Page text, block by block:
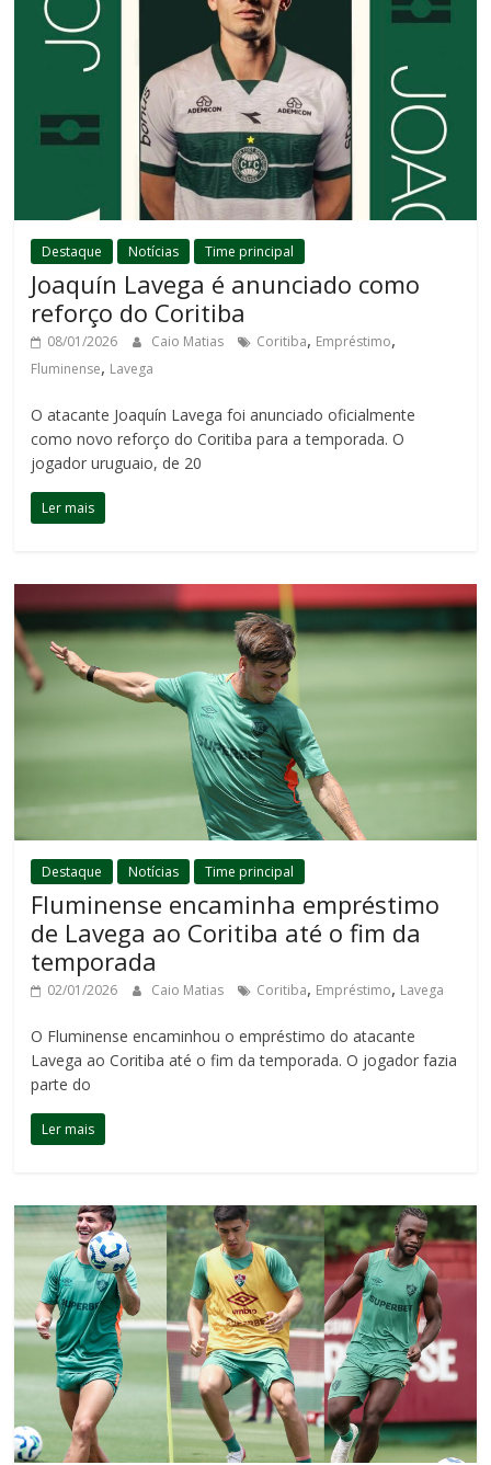
Destaque Notícias Time principal
Joaquín Lavega é anunciado como
reforço do Coritiba
08/01/2026 Caio Matias Coritiba, Empréstimo,
Fluminense, Lavega
O atacante Joaquín Lavega foi anunciado oficialmente
como novo reforço do Coritiba para a temporada. O
jogador uruguaio, de 20
Ler mais
Destaque Notícias Time principal
Fluminense encaminha empréstimo
de Lavega ao Coritiba até o fim da
temporada
02/01/2026 Caio Matias Coritiba, Empréstimo, Lavega
O Fluminense encaminhou o empréstimo do atacante
Lavega ao Coritiba até o fim da temporada. O jogador fazia
parte do
Ler mais